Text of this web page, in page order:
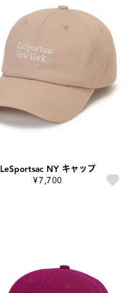
LeSportsac NY キャップ
¥7,700